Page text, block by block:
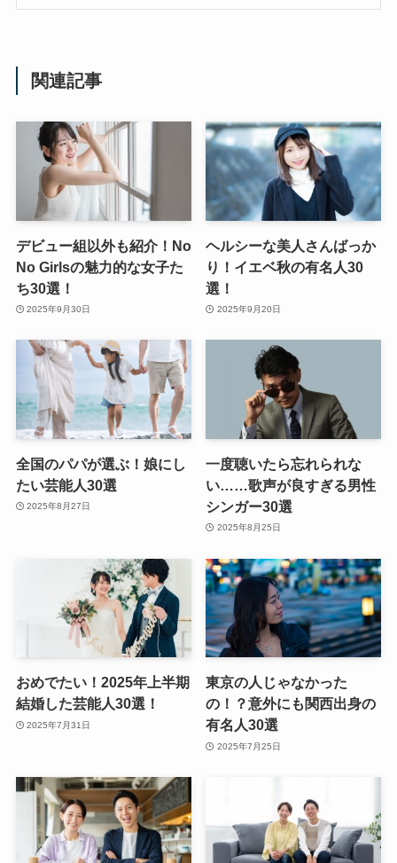
関連記事
デビュー組以外も紹介！No
No Girlsの魅力的な女子た
ち30選！
2025年9月30日
ヘルシーな美人さんばっか
り！イエベ秋の有名人30
選！
2025年9月20日
全国のパパが選ぶ！娘にし
たい芸能人30選
2025年8月27日
一度聴いたら忘れられな
い……歌声が良すぎる男性
シンガー30選
2025年8月25日
おめでたい！2025年上半期
結婚した芸能人30選！
2025年7月31日
東京の人じゃなかった
の！？意外にも関西出身の
有名人30選
2025年7月25日